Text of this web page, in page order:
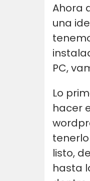
Ahora
una
PC,
Lo
hacer
tenerlo
listo,
hasta